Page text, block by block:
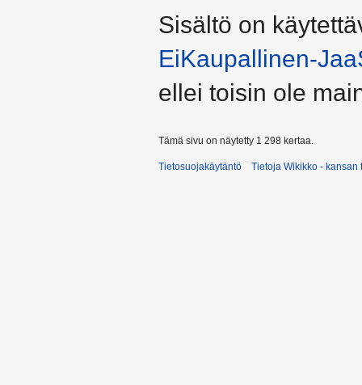
Sisältö on
EiKaupallinen-
ellei toisin ole
Tämä sivu on näytetty 1 298 kertaa.
Tietosuojakäytäntö Tietoja Wikikko - kansan